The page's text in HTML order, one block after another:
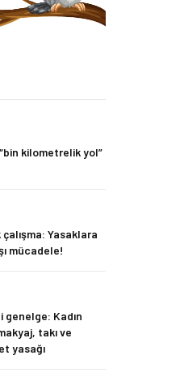
kilometrelik yol”
çalışma: Yasaklara
mücadele!
Kadın
takı ve
yasağı